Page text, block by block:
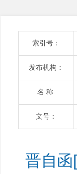
索引号：
发布机构：
名 称:
文号：
晋自